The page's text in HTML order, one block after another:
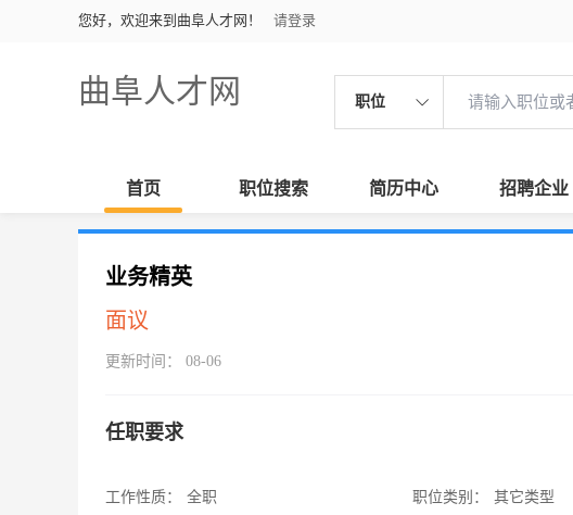
您好，欢迎来到曲阜人才网！ 请登录
曲阜人才网 职位
首页 职位搜索 简历中心 招聘企业
业务精英
面议
更新时间： 08-06
任职要求
工作性质：
全职
职位类别：
其它类型